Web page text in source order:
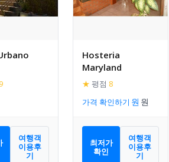
9
여행객
이용후
기
Hosteria
Maryland
★ 평점 8
가격 확인하기
최저가
확인
여행객
이용후
기